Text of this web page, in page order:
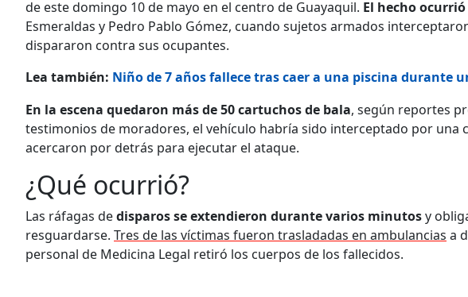
de este domingo 10 de mayo en el centro de Guayaquil. El hecho
Esmeraldas y Pedro Pablo Gómez, cuando sujetos armados
dispararon contra sus ocupantes.
Lea también: Niño de 7 años fallece tras caer a una piscina durante
En la escena quedaron más de 50 cartuchos de bala, según reportes
testimonios de moradores, el vehículo habría sido interceptado por una
acercaron por detrás para ejecutar el ataque.
¿Qué ocurrió?
Las ráfagas dedisparos se extendieron durante varios minutosy
resguardarse. Tres de las víctimas fueron trasladadas en ambulancias a
personal de Medicina Legal retiró los cuerpos de los fallecidos.